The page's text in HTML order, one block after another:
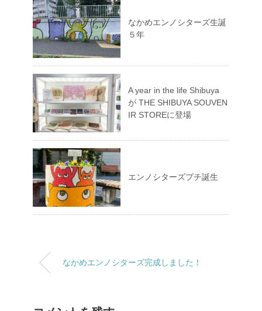
なかめエンノシターズ生誕
５年
A year in the life Shibuya
が THE SHIBUYA SOUVEN
IR STOREに登場
エンノシターズプチ誕生
なかめエンノシターズ完成しました！